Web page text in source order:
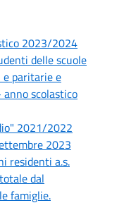
2023/2024
delle scuole
e paritarie e
scolastico
2021/2022
2023
residenti a.s.
dal
famiglie.